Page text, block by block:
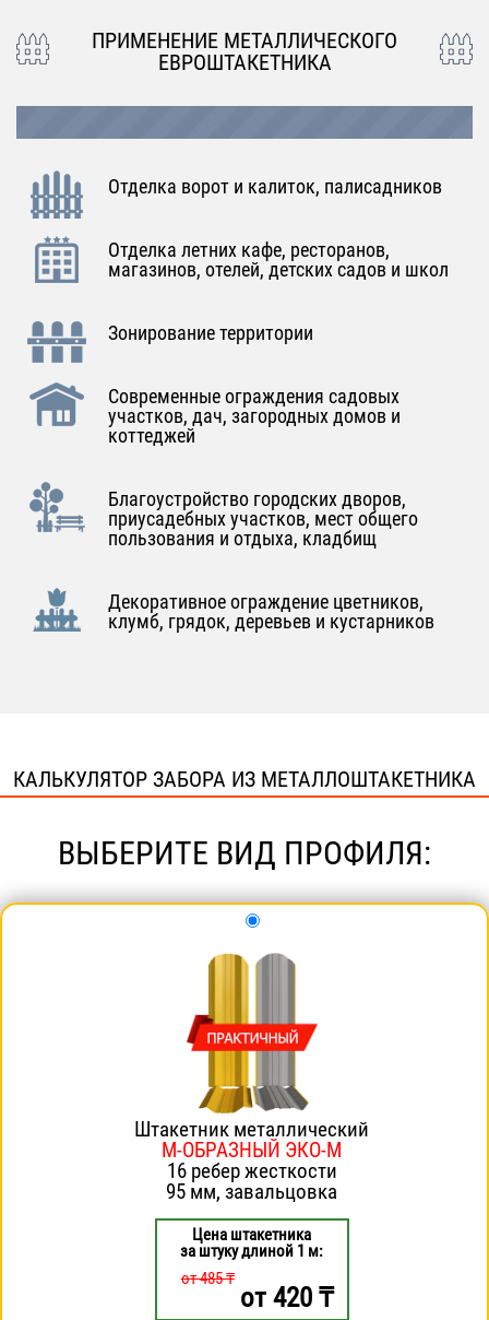
ПРИМЕНЕНИЕ МЕТАЛЛИЧЕСКОГО
ЕВРОШТАКЕТНИКА
Отделка ворот и калиток, палисадников
Отделка летних кафе, ресторанов,
магазинов, отелей, детских садов и школ
Зонирование территории
Современные ограждения садовых
участков, дач, загородных домов и
коттеджей
Благоустройство городских дворов,
приусадебных участков, мест общего
пользования и отдыха, кладбищ
Декоративное ограждение цветников,
клумб, грядок, деревьев и кустарников
КАЛЬКУЛЯТОР ЗАБОРА ИЗ МЕТАЛЛОШТАКЕТНИКА
ВЫБЕРИТЕ ВИД ПРОФИЛЯ:
Штакетник металлический
М-ОБРАЗНЫЙ ЭКО-М
16 ребер жесткости
95 мм, завальцовка
Цена штакетника
за штуку длиной 1 м:
от 485 ₸
от420 ₸